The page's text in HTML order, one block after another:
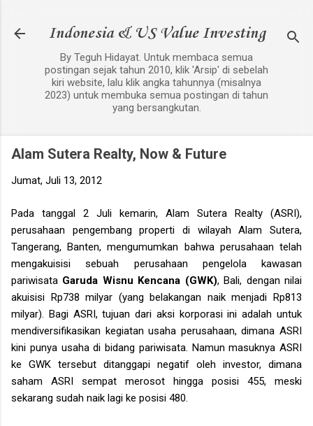
Indonesia & US Value Investing
By Teguh Hidayat. Untuk membaca semua
postingan sejak tahun 2010, klik 'Arsip' di sebelah
kiri website, lalu klik angka tahunnya (misalnya
2023) untuk membuka semua postingan di tahun
yang bersangkutan.
Alam Sutera Realty, Now & Future
Jumat, Juli 13, 2012
Pada tanggal 2 Juli kemarin, Alam Sutera Realty (ASRI),
perusahaan pengembang properti di wilayah Alam Sutera,
Tangerang, Banten, mengumumkan bahwa perusahaan telah
mengakuisisi sebuah perusahaan pengelola kawasan
pariwisata Garuda Wisnu Kencana (GWK), Bali, dengan nilai
akuisisi Rp738 milyar (yang belakangan naik menjadi Rp813
milyar). Bagi ASRI, tujuan dari aksi korporasi ini adalah untuk
mendiversifikasikan kegiatan usaha perusahaan, dimana ASRI
kini punya usaha di bidang pariwisata. Namun masuknya ASRI
ke GWK tersebut ditanggapi negatif oleh investor, dimana
saham ASRI sempat merosot hingga posisi 455, meski
sekarang sudah naik lagi ke posisi 480.